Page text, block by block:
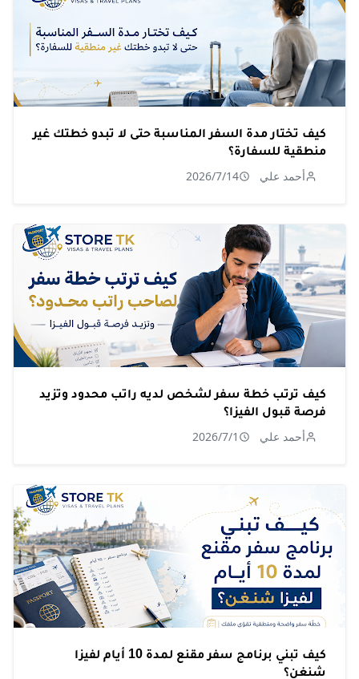
كيف تختار مدة السفر المناسبة حتى لا تبدو خطتك غير
منطقية للسفارة؟
أحمد علي 2026/7/14
كيف ترتب خطة سفر لشخص لديه راتب محدود وتزيد
فرصة قبول الفيزا؟
أحمد علي 2026/7/1
كيف تبني برنامج سفر مقنع لمدة 10 أيام لفيزا
شنغن؟